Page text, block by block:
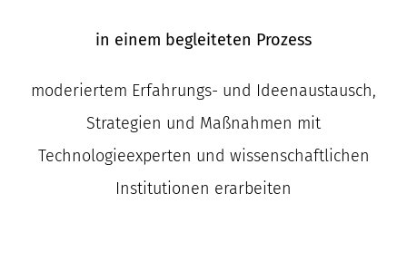
in einem begleiteten Prozess
moderiertem Erfahrungs- und Ideenaustausch,
Strategien und Maßnahmen mit
Technologieexperten und wissenschaftlichen
Institutionen erarbeiten